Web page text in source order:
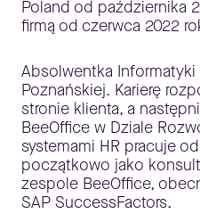
Poland od października
firmą od czerwca 2022
Absolwentka
Poznańskiej. Karierę
stronie klienta, a
BeeOffice w Dziale
systemami HR pracuje
początkowo jako
zespole BeeOffice,
SAP SuccessFactors.